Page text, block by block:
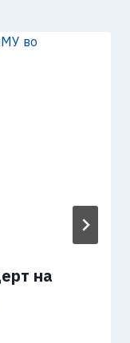
на